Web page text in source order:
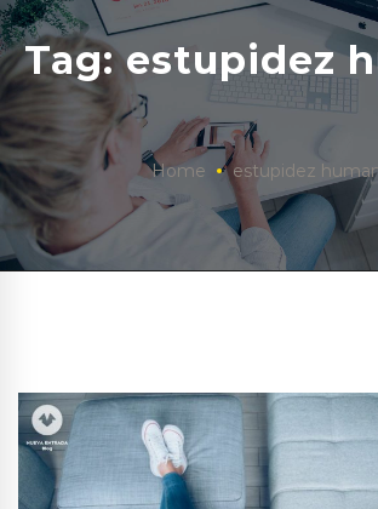
Tag: estupidez
Home estupidez